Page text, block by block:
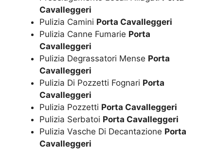
Cavalleggeri
Pulizia Camini Porta Cavalleggeri
Pulizia Canne Fumarie Porta
Cavalleggeri
Pulizia Degrassatori Mense Porta
Cavalleggeri
Pulizia Di Pozzetti Fognari Porta
Cavalleggeri
Pulizia Pozzetti Porta Cavalleggeri
Pulizia Serbatoi Porta Cavalleggeri
Pulizia Vasche Di Decantazione Porta
Cavalleggeri